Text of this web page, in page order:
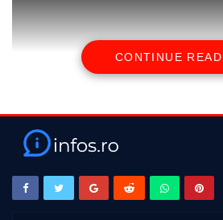
CONTINUE